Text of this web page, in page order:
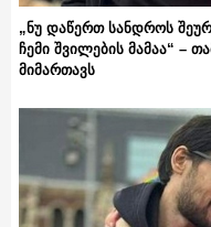
„ნუ დაწერთ სანდროს
ჩემი შვილების მამაა“ –
მიმართავს